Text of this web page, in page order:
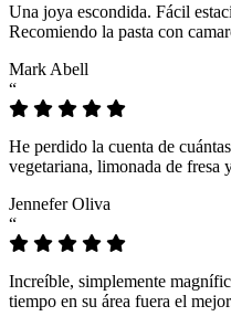
Una joya escondida. Fácil
Recomiendo la pasta con
Mark Abell
“
He perdido la cuenta de
vegetariana, limonada de fresa
Jennefer Oliva
“
Increíble, simplemente
tiempo en su área fuera el